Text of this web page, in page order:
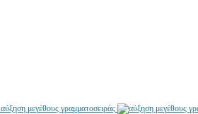
αύξηση μεγέθους γραμματοσειράς